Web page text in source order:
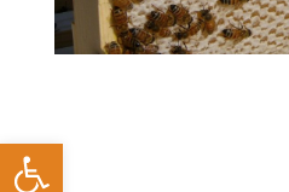
פתח